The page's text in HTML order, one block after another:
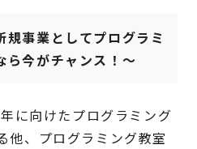
事業としてプログラミ
ら今がチャンス！～
に向けたプログラミング
他、プログラミング教室